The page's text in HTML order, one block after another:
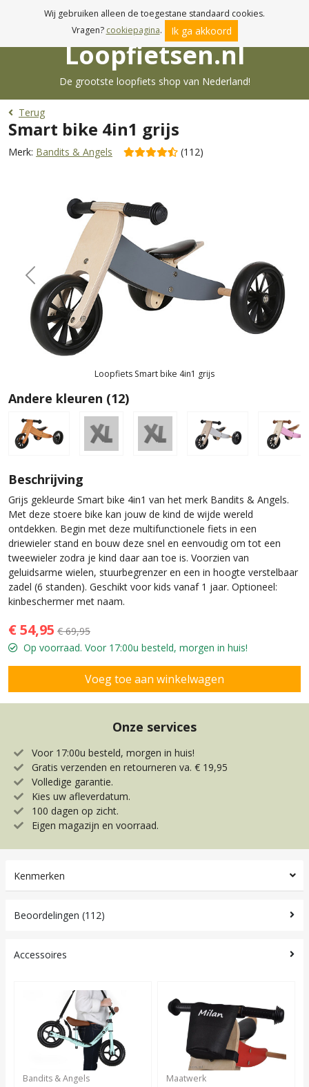
Voor 17:00u besteld, morgen in huis!
Loopfietsen.nl
De grootste loopfiets shop van Nederland!
Terug
Smart bike 4in1 grijs
Merk: Bandits & Angels (112)
Loopfiets Smart bike 4in1 grijs
Previous Next
Andere kleuren (12)
Beschrijving
Grijs gekleurde Smart bike 4in1 van het merk Bandits & Angels.
Met deze stoere bike kan jouw de kind de wijde wereld
ontdekken. Begin met deze multifunctionele fiets in een
driewieler stand en bouw deze snel en eenvoudig om tot een
tweewieler zodra je kind daar aan toe is. Voorzien van
geluidsarme wielen, stuurbegrenzer en een in hoogte verstelbaar
zadel (6 standen). Geschikt voor kids vanaf 1 jaar. Optioneel:
kinbeschermer met naam.
€ 54,95 € 69,95
Op voorraad. Voor 17:00u besteld, morgen in huis!
Onze services
Voor 17:00u besteld, morgen in huis!
Gratis verzenden en retourneren va. € 19,95
Volledige garantie.
Kies uw afleverdatum.
100 dagen op zicht.
Eigen magazijn en voorraad.
Kenmerken
Beoordelingen (112)
Accessoires
Bandits & Angels Maatwerk
Wij gebruiken alleen de toegestane standaard cookies.
Vragen? cookiepagina. Ik ga akkoord